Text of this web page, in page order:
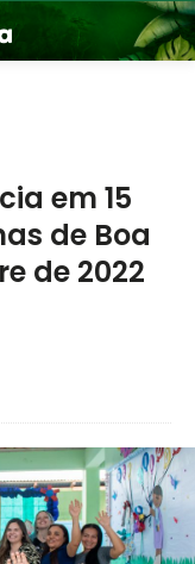
em 15
de Boa
de 2022